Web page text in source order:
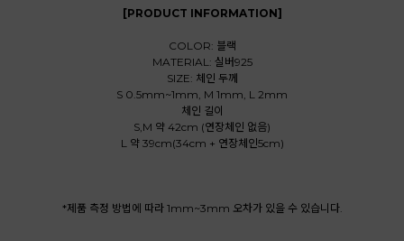
[PRODUCT INFORMATION]
COLOR: 블랙
MATERIAL: 실버925
SIZE: 체인 두께
S 0.5mm~1mm, M 1mm, L 2mm
체인 길이
S,M 약 42cm (연장체인 없음)
L 약 39cm(34cm + 연장체인5cm)
*제품 측정 방법에 따라 1mm~3mm 오차가 있을 수 있습니다.